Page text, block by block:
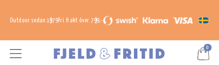
Outdoor sedan 1979Fri frakt över 799,-
0